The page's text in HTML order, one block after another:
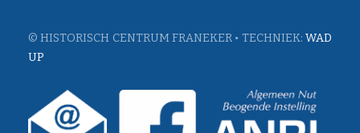
© HISTORISCH CENTRUM FRANEKER • TECHNIEK: WAD
UP